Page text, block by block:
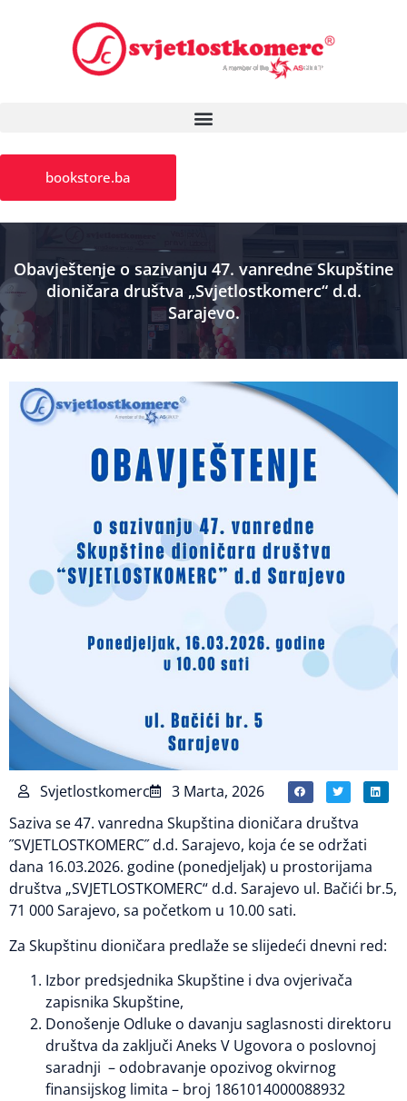
bookstore.ba
Obavještenje o sazivanju 47. vanredne Skupštine
dioničara društva „Svjetlostkomerc“ d.d.
Sarajevo.
Svjetlostkomerc
3 Marta, 2026
Saziva se 47. vanredna Skupština dioničara društva
˝SVJETLOSTKOMERC˝ d.d. Sarajevo, koja će se održati
dana 16.03.2026. godine (ponedjeljak) u prostorijama
društva „SVJETLOSTKOMERC“ d.d. Sarajevo ul. Bačići br.5,
71 000 Sarajevo, sa početkom u 10.00 sati.
Za Skupštinu dioničara predlaže se slijedeći dnevni red:
Izbor predsjednika Skupštine i dva ovjerivača
zapisnika Skupštine,
Donošenje Odluke o davanju saglasnosti direktoru
društva da zaključi Aneks V Ugovora o poslovnoj
saradnji – odobravanje opozivog okvirnog
finansijskog limita – broj 1861014000088932